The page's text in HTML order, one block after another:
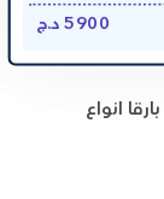
5900د.ج
انواع